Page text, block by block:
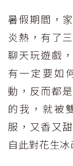
暑假期間，
炎熱，有了
聊天玩遊戲
有一定要如
動，反而都
的我，就被
服，又香又
自此對花生冰